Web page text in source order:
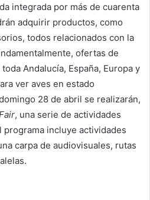
integrada por más de cuarenta
adquirir productos, como
todos relacionados con la
ofertas de
Andalucía, España, Europa y
ver aves en estado
28 de abril se realizarán,
, una serie de actividades
programa incluye actividades
carpa de audiovisuales, rutas